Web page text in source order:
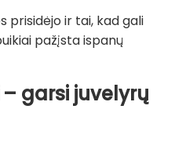
prisidėjo ir tai, kad gali
pažįsta ispanų
garsi juvelyrų